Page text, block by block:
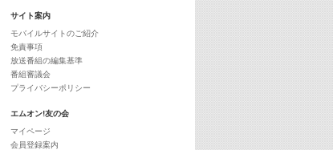
サイト案内
モバイルサイトのご紹介
免責事項
放送番組の編集基準
番組審議会
プライバシーポリシー
エムオン!友の会
マイページ
会員登録案内